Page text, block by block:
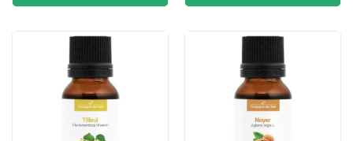
anisé (3)
caractéristique (1)
herbacé (1)
Voir plus de filtres